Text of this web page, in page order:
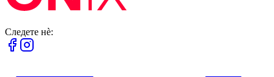
Следете нè: